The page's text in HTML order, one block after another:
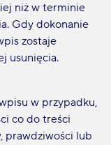
niż w terminie
Gdy dokonanie
zostaje
usunięcia.
w przypadku,
co do treści
prawdziwości lub